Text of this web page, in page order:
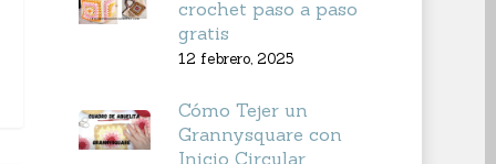
crochet paso a paso
gratis
12 febrero, 2025
Cómo Tejer un
Grannysquare con
Inicio Circular